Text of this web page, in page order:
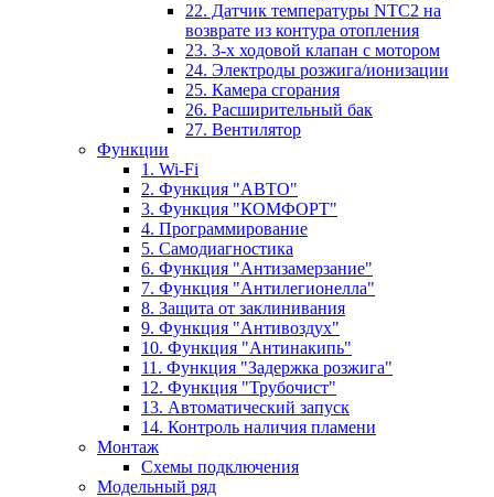
22. Датчик температуры NTC2 на
возврате из контура отопления
23. 3-х ходовой клапан с мотором
24. Электроды розжига/ионизации
25. Камера сгорания
26. Расширительный бак
27. Вентилятор
Функции
1. Wi-Fi
2. Функция "АВТО"
3. Функция "КОМФОРТ"
4. Программирование
5. Самодиагностика
6. Функция "Антизамерзание"
7. Функция "Антилегионелла"
8. Защита от заклинивания
9. Функция "Антивоздух"
10. Функция "Антинакипь"
11. Функция "Задержка розжига"
12. Функция "Трубочист"
13. Автоматический запуск
14. Контроль наличия пламени
Монтаж
Схемы подключения
Модельный ряд